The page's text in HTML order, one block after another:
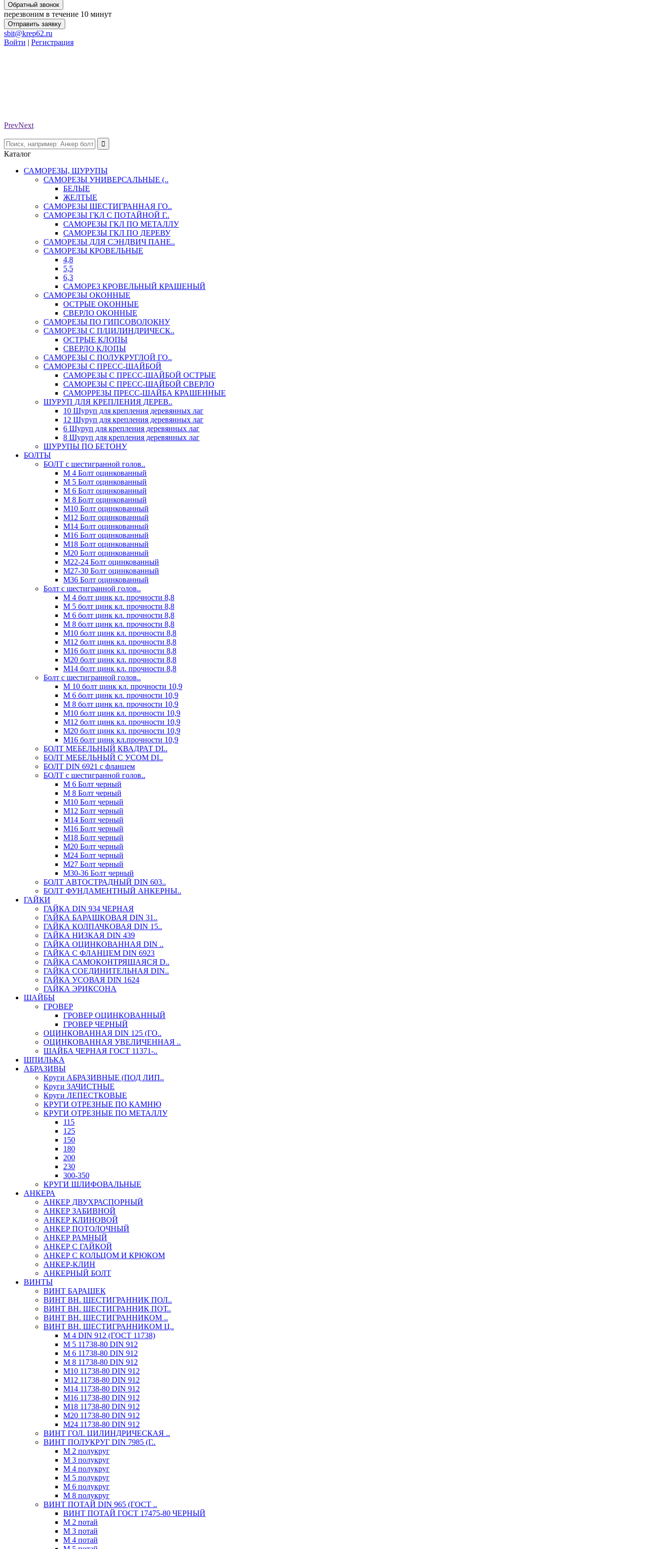
Обратный звонок
перезвоним в течение 10 минут
Отправить заявку
sbit@krep62.ru
Войти | Регистрация
PrevNext
Каталог
САМОРЕЗЫ, ШУРУПЫ
САМОРЕЗЫ УНИВЕРСАЛЬНЫЕ (..
БЕЛЫЕ
ЖЕЛТЫЕ
САМОРЕЗЫ ШЕСТИГРАННАЯ ГО..
САМОРЕЗЫ ГКЛ С ПОТАЙНОЙ Г..
САМОРЕЗЫ ГКЛ ПО МЕТАЛЛУ
САМОРЕЗЫ ГКЛ ПО ДЕРЕВУ
САМОРЕЗЫ ДЛЯ СЭНДВИЧ ПАНЕ..
САМОРЕЗЫ КРОВЕЛЬНЫЕ
4,8
5,5
6,3
САМОРЕЗ КРОВЕЛЬНЫЙ КРАШЕНЫЙ
САМОРЕЗЫ ОКОННЫЕ
ОСТРЫЕ ОКОННЫЕ
СВЕРЛО ОКОННЫЕ
САМОРЕЗЫ ПО ГИПСОВОЛОКНУ
САМОРЕЗЫ С П/ЦИЛИНДРИЧЕСК..
ОСТРЫЕ КЛОПЫ
СВЕРЛО КЛОПЫ
САМОРЕЗЫ С ПОЛУКРУГЛОЙ ГО..
САМОРЕЗЫ С ПРЕСС-ШАЙБОЙ
САМОРЕЗЫ С ПРЕСС-ШАЙБОЙ ОСТРЫЕ
САМОРЕЗЫ С ПРЕСС-ШАЙБОЙ СВЕРЛО
САМОРРЕЗЫ ПРЕСС-ШАЙБА КРАШЕННЫЕ
ШУРУП ДЛЯ КРЕПЛЕНИЯ ДЕРЕВ..
10 Шуруп для крепления деревянных лаг
12 Шуруп для крепления деревянных лаг
6 Шуруп для крепления деревянных лаг
8 Шуруп для крепления деревянных лаг
ШУРУПЫ ПО БЕТОНУ
БОЛТЫ
БОЛТ с шестигранной голов..
М 4 Болт оцинкованный
М 5 Болт оцинкованный
М 6 Болт оцинкованный
М 8 Болт оцинкованный
М10 Болт оцинкованный
М12 Болт оцинкованный
М14 Болт оцинкованный
М16 Болт оцинкованный
М18 Болт оцинкованный
М20 Болт оцинкованный
М22-24 Болт оцинкованный
М27-30 Болт оцинкованный
М36 Болт оцинкованный
Болт с шестигранной голов..
М 4 болт цинк кл. прочности 8,8
М 5 болт цинк кл. прочности 8,8
М 6 болт цинк кл. прочности 8,8
М 8 болт цинк кл. прочности 8,8
М10 болт цинк кл. прочности 8,8
М12 болт цинк кл. прочности 8,8
М16 болт цинк кл. прочности 8,8
М20 болт цинк кл. прочности 8,8
М14 болт цинк кл. прочности 8,8
Болт с шестигранной голов..
М 10 болт цинк кл. прочности 10,9
М 6 болт цинк кл. прочности 10,9
М 8 болт цинк кл. прочности 10,9
М10 болт цинк кл. прочности 10,9
М12 болт цинк кл. прочности 10,9
М20 болт цинк кл. прочности 10,9
М16 болт цинк кл.прочности 10,9
БОЛТ МЕБЕЛЬНЫЙ КВАДРАТ DI..
БОЛТ МЕБЕЛЬНЫЙ С УСОМ DI..
БОЛТ DIN 6921 c фланцем
БОЛТ с шестигранной голов..
М 6 Болт черный
М 8 Болт черный
М10 Болт черный
М12 Болт черный
М14 Болт черный
М16 Болт черный
М18 Болт черный
М20 Болт черный
М24 Болт черный
М27 Болт черный
М30-36 Болт черный
БОЛТ АВТОСТРАДНЫЙ DIN 603..
БОЛТ ФУНДАМЕНТНЫЙ АНКЕРНЫ..
ГАЙКИ
ГАЙКА DIN 934 ЧЕРНАЯ
ГАЙКА БАРАШКОВАЯ DIN 31..
ГАЙКА КОЛПАЧКОВАЯ DIN 15..
ГАЙКА НИЗКАЯ DIN 439
ГАЙКА ОЦИНКОВАННАЯ DIN ..
ГАЙКА С ФЛАНЦЕМ DIN 6923
ГАЙКА САМОКОНТРЯЩАЯСЯ D..
ГАЙКА СОЕДИНИТЕЛЬНАЯ DIN..
ГАЙКА УСОВАЯ DIN 1624
ГАЙКА ЭРИКСОНА
ШАЙБЫ
ГРОВЕР
ГРОВЕР ОЦИНКОВАННЫЙ
ГРОВЕР ЧЕРНЫЙ
ОЦИНКОВАННАЯ DIN 125 (ГО..
ОЦИНКОВАННАЯ УВЕЛИЧЕННАЯ ..
ШАЙБА ЧЕРНАЯ ГОСТ 11371-..
ШПИЛЬКА
АБРАЗИВЫ
Круги АБРАЗИВНЫЕ (ПОД ЛИП..
Круги ЗАЧИСТНЫЕ
Круги ЛЕПЕСТКОВЫЕ
КРУГИ ОТРЕЗНЫЕ ПО КАМНЮ
КРУГИ ОТРЕЗНЫЕ ПО МЕТАЛЛУ
115
125
150
180
200
230
300-350
КРУГИ ШЛИФОВАЛЬНЫЕ
АНКЕРА
АНКЕР ДВУХРАСПОРНЫЙ
АНКЕР ЗАБИВНОЙ
АНКЕР КЛИНОВОЙ
АНКЕР ПОТОЛОЧНЫЙ
АНКЕР РАМНЫЙ
АНКЕР С ГАЙКОЙ
АНКЕР С КОЛЬЦОМ И КРЮКОМ
АНКЕР-КЛИН
АНКЕРНЫЙ БОЛТ
ВИНТЫ
ВИНТ БАРАШЕК
ВИНТ ВН. ШЕСТИГРАННИК ПОЛ..
ВИНТ ВН. ШЕСТИГРАННИК ПОТ..
ВИНТ ВН. ШЕСТИГРАННИКОМ ..
ВИНТ ВН. ШЕСТИГРАННИКОМ Ц..
М 4 DIN 912 (ГОСТ 11738)
М 5 11738-80 DIN 912
М 6 11738-80 DIN 912
М 8 11738-80 DIN 912
М10 11738-80 DIN 912
М12 11738-80 DIN 912
М14 11738-80 DIN 912
М16 11738-80 DIN 912
М18 11738-80 DIN 912
М20 11738-80 DIN 912
М24 11738-80 DIN 912
ВИНТ ГОЛ. ЦИЛИНДРИЧЕСКАЯ ..
ВИНТ ПОЛУКРУГ DIN 7985 (Г..
М 2 полукруг
М 3 полукруг
М 4 полукруг
М 5 полукруг
М 6 полукруг
М 8 полукруг
ВИНТ ПОТАЙ DIN 965 (ГОСТ ..
ВИНТ ПОТАЙ ГОСТ 17475-80 ЧЕРНЫЙ
М 2 потай
М 3 потай
М 4 потай